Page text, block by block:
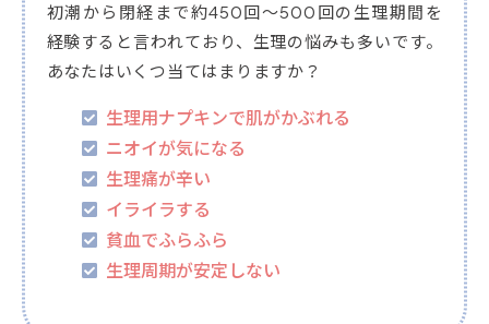
初潮から閉経まで約450回～500回の生理期間を
経験すると言われており、生理の悩みも多いです。
あなたはいくつ当てはまりますか？
生理用ナプキンで肌がかぶれる
ニオイが気になる
生理痛が辛い
イライラする
貧血でふらふら
生理周期が安定しない